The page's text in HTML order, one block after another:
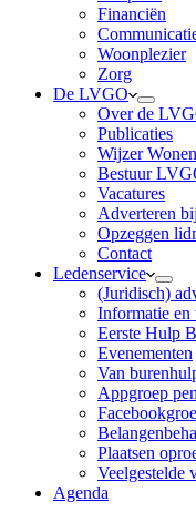
Financiën
Woonplezier
Zorg
De LVGO
Over de
Publicaties
Wijzer
Bestuur
Vacatures
Adverteren
Opzeggen
Contact
Ledenservice
(Juridisch)
Informatie
Eerste Hulp
Evenementen
Van
Appgroep
Plaatsen
Veelgestelde
Agenda